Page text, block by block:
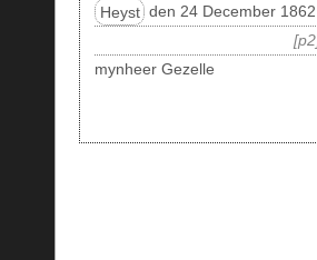
Heyst den 24 December 1862
p2
mynheer Gezelle